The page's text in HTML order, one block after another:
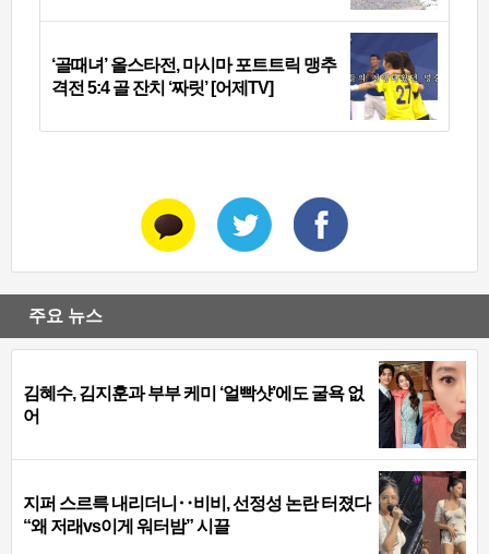
‘골때녀’ 올스타전, 마시마 포트트릭 맹추
격전 5:4 골 잔치 ‘짜릿’ [어제TV]
주요 뉴스
김혜수, 김지훈과 부부 케미 ‘얼빡샷’에도 굴욕 없
어
지퍼 스르륵 내리더니‥비비, 선정성 논란 터졌다
“왜 저래vs이게 워터밤” 시끌